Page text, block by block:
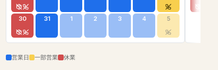
30 31 1 2 3 4 5
営業日 一部営業 休業